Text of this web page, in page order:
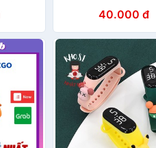
từ 3 tuổi trở lên, giá rẻ
40.000 đ